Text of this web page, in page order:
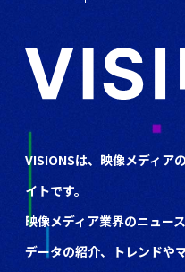
VISIONSは、映像メディア
イトです。
映像メディア業界のニュー
データの紹介、トレンドや